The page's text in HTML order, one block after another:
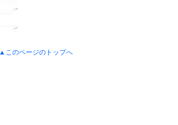
▲このページのトップへ